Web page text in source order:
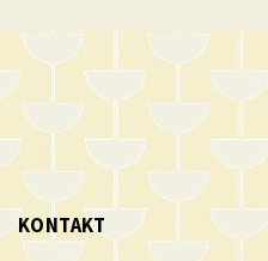
KONTAKT